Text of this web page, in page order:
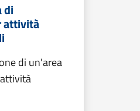
di
attività
di un'area